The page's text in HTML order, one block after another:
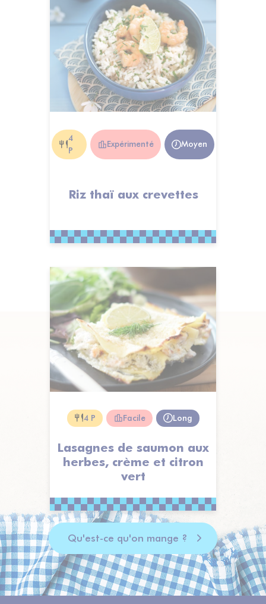
4
P
Expérimenté Moyen
Riz thaï aux crevettes
4 P Facile Long
Lasagnes de saumon aux
herbes, crème et citron
vert
Qu'est-ce qu'on mange ?